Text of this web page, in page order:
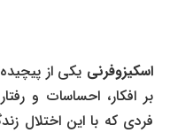
اسکیزوفرنی یکی از
بر افکار، احساسات و
فردی که با این اختلال